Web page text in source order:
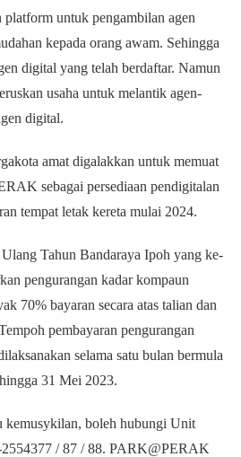
untuk pengambilan agen
kepada orang awam. Sehingga
digital yang telah berdaftar. Namun
usaha untuk melantik agen-
digital.
amat digalakkan untuk memuat
sebagai persediaan pendigitalan
tempat letak kereta mulai 2024.
Tahun Bandaraya Ipoh yang ke-
pengurangan kadar kompaun
70% bayaran secara atas talian dan
pembayaran pengurangan
selama satu bulan bermula
31 Mei 2023.
kemusykilan, boleh hubungi Unit
/ 87 / 88. PARK@PERAK